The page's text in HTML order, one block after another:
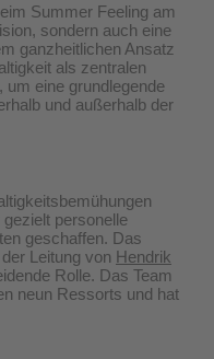
Summer Feeling am
sondern auch eine
ganzheitlichen Ansatz
als zentralen
eine grundlegende
und außerhalb der
personelle
geschaffen. Das
Leitung von Hendrik
Rolle. Das Team
neun Ressorts und hat